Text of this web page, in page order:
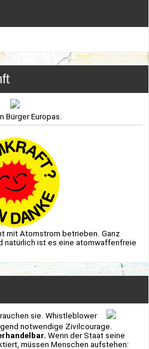
Bürger Europas.
mit Atomstrom betrieben. Ganz
natürlich ist es eine atomwaffenfreie
sie. Whistleblower
notwendige Zivilcourage.
Wenn der Staat seine
müssen Menschen aufstehen: